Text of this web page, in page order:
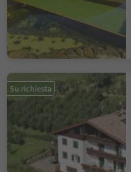
Su richiesta